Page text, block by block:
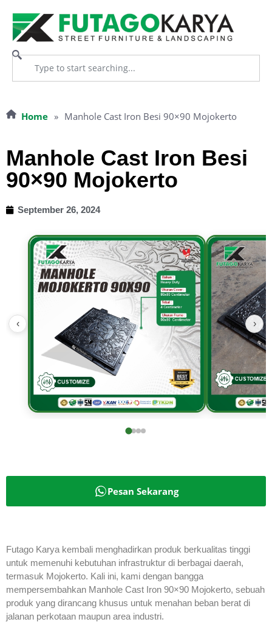
Home » Manhole Cast Iron Besi 90×90 Mojokerto
Manhole Cast Iron Besi
90×90 Mojokerto
September 26, 2024
‹ ›
Pesan Sekarang
Futago Karya kembali menghadirkan produk berkualitas tinggi
untuk memenuhi kebutuhan infrastruktur di berbagai daerah,
termasuk Mojokerto. Kali ini, kami dengan bangga
mempersembahkan Manhole Cast Iron 90×90 Mojokerto, sebuah
produk yang dirancang khusus untuk menahan beban berat di
jalanan perkotaan maupun area industri.